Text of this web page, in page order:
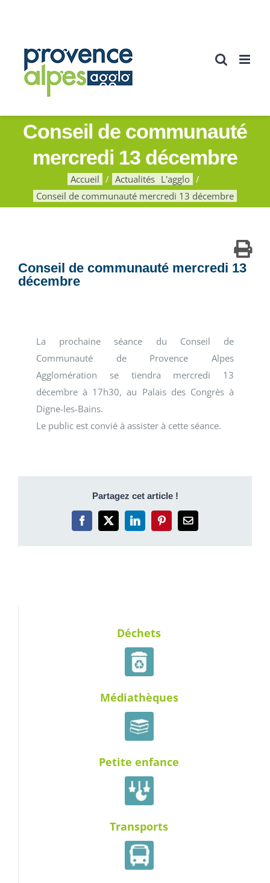
Conseil de communauté
mercredi 13 décembre
Accueil Actualités L'agglo
Conseil de communauté mercredi 13 décembre
Conseil de communauté mercredi 13
décembre
La prochaine séance du Conseil de
Communauté de Provence Alpes
Agglomération se tiendra mercredi 13
décembre à 17h30, au Palais des Congrès à
Digne-les-Bains.
Le public est convié à assister à cette séance.
Partagez cet article !
Facebook
X LinkedInPinterestEmail
Déchets
Médiathèques
Petite enfance
Transports